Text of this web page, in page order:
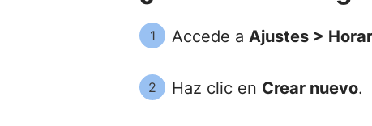
1 Accede a Ajustes >
2 Haz clic en Crear nuevo.